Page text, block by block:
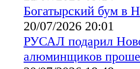
Богатырский бум в
20/07/2026 20:01
РУСАЛ подарил
алюминщиков